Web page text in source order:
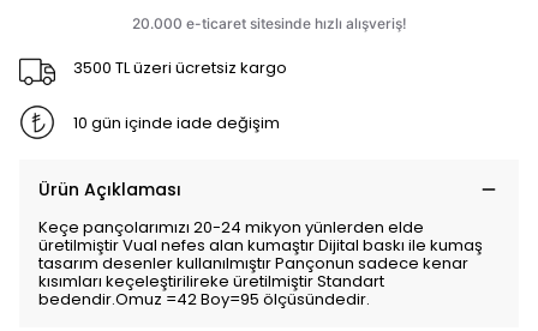
3500 TL üzeri ücretsiz kargo
10 gün içinde iade değişim
Ürün Açıklaması
Keçe pançolarımızı 20-24 mikyon yünlerden elde
üretilmiştir Vual nefes alan kumaştır Dijital baskı ile kumaş
tasarım desenler kullanılmıştır Pançonun sadece kenar
kısımları keçeleştirilireke üretilmiştir Standart
bedendir.Omuz =42 Boy=95 ölçüsündedir.